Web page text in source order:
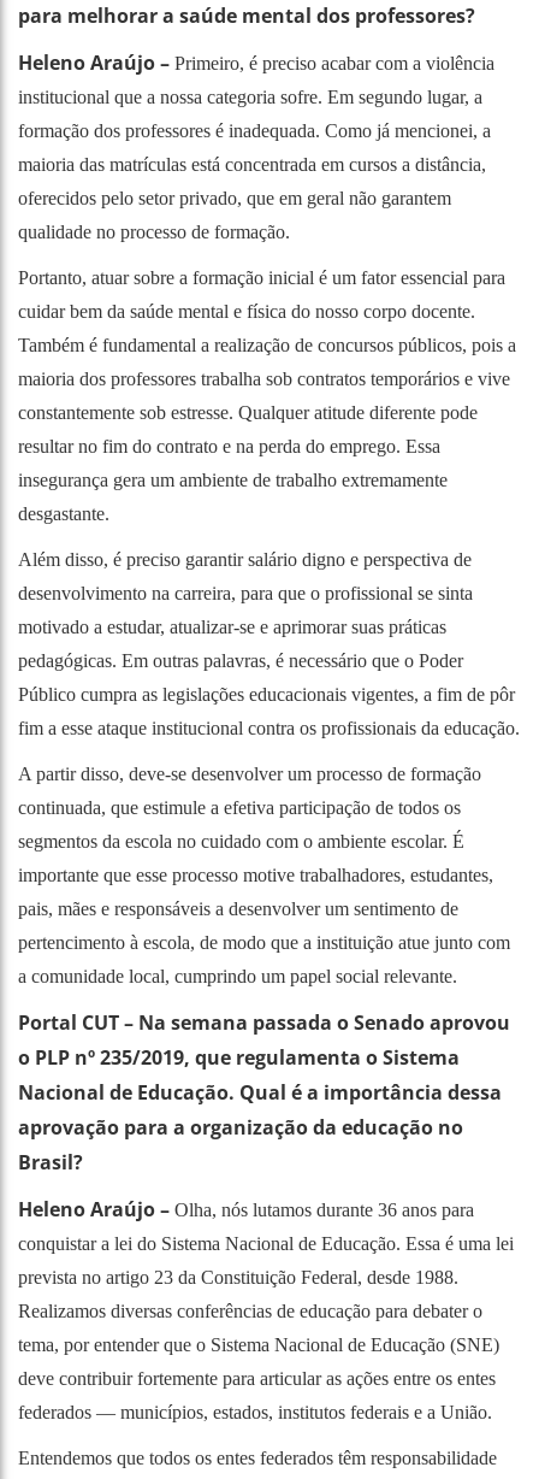
para melhorar a saúde mental dos professores?
Heleno Araújo – Primeiro, é preciso acabar com a violência
institucional que a nossa categoria sofre. Em segundo lugar, a
formação dos professores é inadequada. Como já mencionei, a
maioria das matrículas está concentrada em cursos a distância,
oferecidos pelo setor privado, que em geral não garantem
qualidade no processo de formação.
Portanto, atuar sobre a formação inicial é um fator essencial para
cuidar bem da saúde mental e física do nosso corpo docente.
Também é fundamental a realização de concursos públicos, pois a
maioria dos professores trabalha sob contratos temporários e vive
constantemente sob estresse. Qualquer atitude diferente pode
resultar no fim do contrato e na perda do emprego. Essa
insegurança gera um ambiente de trabalho extremamente
desgastante.
Além disso, é preciso garantir salário digno e perspectiva de
desenvolvimento na carreira, para que o profissional se sinta
motivado a estudar, atualizar-se e aprimorar suas práticas
pedagógicas. Em outras palavras, é necessário que o Poder
Público cumpra as legislações educacionais vigentes, a fim de pôr
fim a esse ataque institucional contra os profissionais da educação.
A partir disso, deve-se desenvolver um processo de formação
continuada, que estimule a efetiva participação de todos os
segmentos da escola no cuidado com o ambiente escolar. É
importante que esse processo motive trabalhadores, estudantes,
pais, mães e responsáveis a desenvolver um sentimento de
pertencimento à escola, de modo que a instituição atue junto com
a comunidade local, cumprindo um papel social relevante.
Portal CUT – Na semana passada o Senado aprovou
o PLP nº 235/2019, que regulamenta o Sistema
Nacional de Educação. Qual é a importância dessa
aprovação para a organização da educação no
Brasil?
Heleno Araújo – Olha, nós lutamos durante 36 anos para
conquistar a lei do Sistema Nacional de Educação. Essa é uma lei
prevista no artigo 23 da Constituição Federal, desde 1988.
Realizamos diversas conferências de educação para debater o
tema, por entender que o Sistema Nacional de Educação (SNE)
deve contribuir fortemente para articular as ações entre os entes
federados — municípios, estados, institutos federais e a União.
Entendemos que todos os entes federados têm responsabilidade